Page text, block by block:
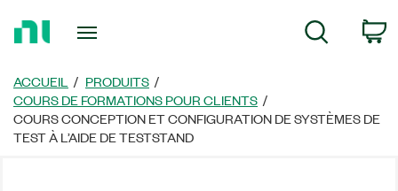
page
d’accueil
ACCUEIL
PRODUITS
COURS DE FORMATIONS POUR CLIENTS
COURS CONCEPTION ET CONFIGURATION DE SYSTÈMES DE
TEST À L’AIDE DE TESTSTAND